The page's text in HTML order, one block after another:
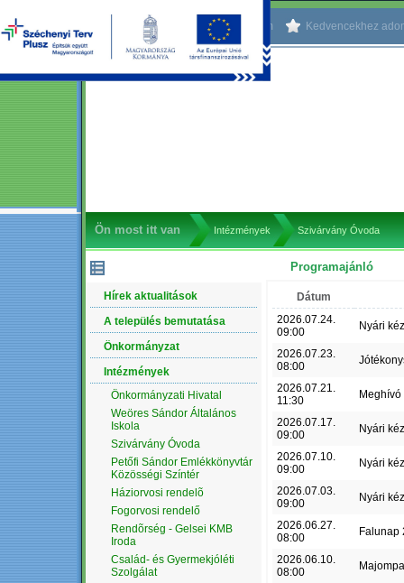
Kezdőlapnak beállítom Kedvencekhez
Ön most itt van Intézmények Szivárvány Óvoda
Hírek aktualitások
A település bemutatása
Önkormányzat
Intézmények
Önkormányzati Hivatal
Weöres Sándor Általános
Iskola
Szivárvány Óvoda
Petőfi Sándor Emlékkönyvtár
Közösségi Színtér
Háziorvosi rendelõ
Fogorvosi rendelő
Rendõrség - Gelsei KMB
Iroda
Család- és Gyermekjóléti
Szolgálat
Programajánló
Dátum
2026.07.24.
09:00
Nyári
2026.07.23.
08:00
2026.07.21.
11:30
Meghívó
2026.07.17.
09:00
Nyári
2026.07.10.
09:00
Nyári
2026.07.03.
09:00
Nyári
2026.06.27.
08:00
Falunap
2026.06.10.
08:00